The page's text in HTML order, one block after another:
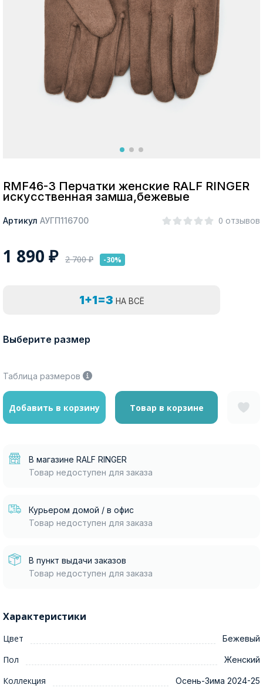
Москва
RMF46-3 Перчатки женские RALF RINGER
искусственная замша,бежевые
Артикул АУГП116700 0 отзывов
1 890 ₽ 2 700₽ -30%
1+1=3 НА ВСЁ
Выберите размер
Таблица размеров
Добавить в корзину Товар в корзине
В магазине RALF RINGER
Товар недоступен для заказа
Курьером домой / в офис
Товар недоступен для заказа
В пункт выдачи заказов
Товар недоступен для заказа
Характеристики
Цвет Бежевый
Пол Женский
Коллекция Осень-Зима 2024-25